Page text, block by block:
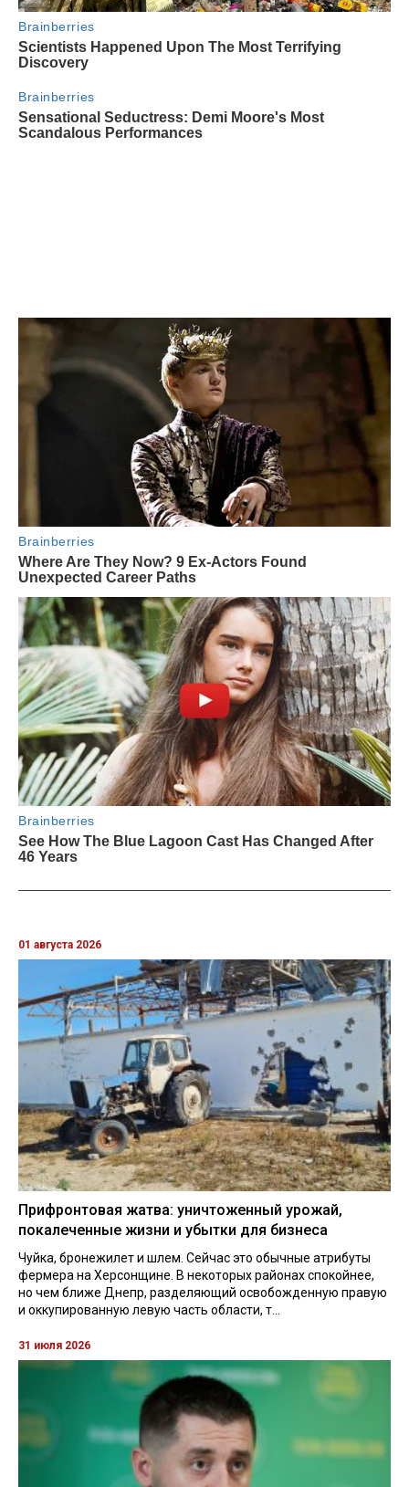
01 августа 2026
Прифронтовая жатва: уничтоженный урожай,
покалеченные жизни и убытки для бизнеса
Чуйка, бронежилет и шлем. Сейчас это обычные атрибуты
фермера на Херсонщине. В некоторых районах спокойнее,
но чем ближе Днепр, разделяющий освобожденную правую
и оккупированную левую часть области, т...
31 июля 2026